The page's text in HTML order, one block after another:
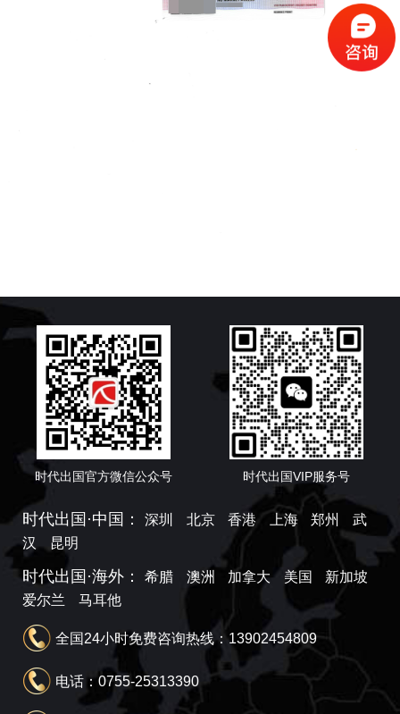
时代出国官方微信公众号 时代出国VIP服务号
时代出国·中国： 深圳 北京 香港 上海 郑州
武
汉
昆明
时代出国·海外： 希腊 澳洲 加拿大 美国
新加坡
爱尔兰
马耳他
全国24小时免费咨询热线：13902454809
电话：0755-25313390